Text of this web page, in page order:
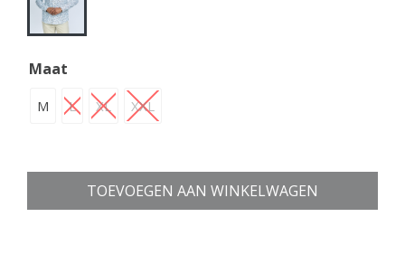
Maat
M L XL XXL
TOEVOEGEN AAN WINKELWAGEN